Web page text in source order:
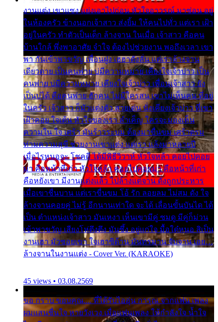
งานแต่ง เขาแซง แย่งเอาไปก่อน หัวใจอาวรณ์ มาซ่อน อยู่
ในห้องครัว ข้างนอกเจ้าสาว ส่งยิ้ม ให้คนไปทั่ว แต่เรา เฝ้า
อยู่ในครัว ทำตัวเป็นเด็ก ล้างจาน ในเมื่อ เจ้าสาว คือคน
บ้านใกล้ พึ่งพาอาศัย จำใจ ต้องไปช่วยงาน พอถึงเวลา เขา
พา กันเข้าพาขวัญ เพื่อนฝูง เฮฮาดังลั่น แต่เราล้างจาน
เดียวดาย เป็นคนพ่าย บ่มีความหมาย เคียงใจเจ้าบ่าว เป็น
คนพ่าย บ่มีความหมาย เคียงใจเจ้าบ่าว เพื่อนเจ้าสาว ยัง
เป็นบ่ได้ คือคนพ่าย ฮักคน ไม่มีใครสน เขาไม่เห็นคน ที่อยู่
ในครัว เจ้าสาว ก็มัวแต่งตัว สวยเด่น นั่งเคียงเจ้าบ่าว ที่เขา
เฝ้าคอย ใจเต้น หัวใจของเรา ลำเค็ญ ใครจะมองเห็น
ความใน ใจ เศร้า มันร้าวระบม ต้องมาขื่นขม เศร้าตรม
ท่ามความสุขี ช่วยงานเขาแต่ง แต่เรา แล้งมาหลายปี
เมื่อไรหนอจะ โชคดี ได้มีพิธีวิวาห์ หัวใจหล้า คอยไปคอย
มา คือหน้าที่เก่า หัวใจหล้า คอยไปคอยมา คือหน้าที่เก่า
คือหยังเขา มีงานแต่งแล้ว ไปล้างแต่จาน ดั่งถูกประหาร
เมื่อเขาชื่นบาน แต่เราขื่นขม โอ้ รัก ลอยลม ไม่สม ดัง ใจ
ล้างจานคอยคู่ ไม่รู้ อีกนานเท่าใด จะได้ เลื่อนขั้นบันได ได้
เป็น ตำแหน่งเจ้าสาว มันเหงา เห็นเขามีคู่ ซมดู มีคู่ก็ม่วน
เข้าพาขวัญ เสียงโห่ตึงตึง มันซึ้ง อยู่แก่ใจ มื้อใด๋หนอ สิเป็น
งานเฮา มัวซอยเขา ใจเฮาซิด้าน มันทรมาน จับจาน เอย…
ล้างจานในงานแต่ง - Cover Ver. (KARAOKE)
45 views • 03.08.2569
ขอ กราบ ขอบคุณ.... ที่ได้รับไออุ่น การุณ จากแฟน เพลง
ผมแสนชื่นใจ หายวังเวง เมื่อแฟนเพลง ให้กำลังใจ น้ำใจ